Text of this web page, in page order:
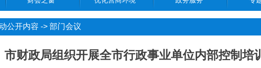
公开内容 -> 部门会议
市财政局组织开展全市行政事业单位内部控制培训